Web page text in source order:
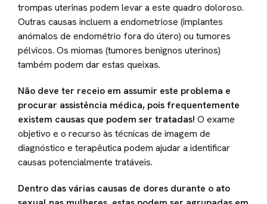
trompas uterinas podem levar a este quadro doloroso.
Outras causas incluem a endometriose (implantes
anómalos de endométrio fora do útero) ou tumores
pélvicos. Os miomas (tumores benignos uterinos)
também podem dar estas queixas.
Não deve ter receio em assumir este problema e
procurar assistência médica, pois frequentemente
existem causas que podem ser tratadas! O exame
objetivo e o recurso às técnicas de imagem de
diagnóstico e terapêutica podem ajudar a identificar
causas potencialmente tratáveis.
Dentro das várias causas de dores durante o ato